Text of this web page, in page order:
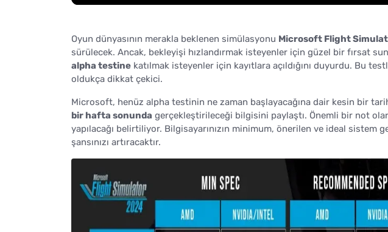
Oyun dünyasının merakla beklenen simülasyonu Microsoft Flight
sürülecek. Ancak, bekleyişi hızlandırmak isteyenler için güzel bir fırsat
alpha testine katılmak isteyenler için kayıtlara açıldığını duyurdu. Bu
oldukça dikkat çekici.
Microsoft, henüz alpha testinin ne zaman başlayacağına dair kesin bir
bir hafta sonunda gerçekleştirileceği bilgisini paylaştı. Önemli bir not
yapılacağı belirtiliyor. Bilgisayarınızın minimum, önerilen ve ideal sistem
şansınızı artıracaktır.